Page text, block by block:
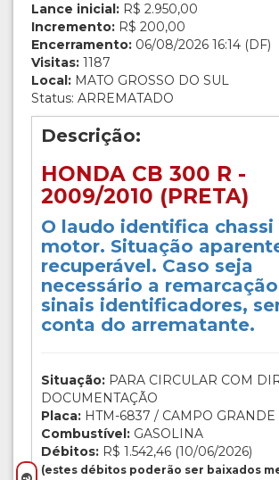
Lance inicial: R$ 2.950,00
Incremento: R$ 200,00
Encerramento: 06/08/2026 16:14 (DF)
Visitas: 1187
Local: MATO GROSSO DO SUL
Status: ARREMATADO
Descrição:
HONDA CB 300 R -
2009/2010 (PRETA)
O laudo identifica chassi
motor. Situação
recuperável. Caso seja
necessário a
sinais identificadores,
conta do arrematante.
Situação: PARA CIRCULAR COM
DOCUMENTAÇÃO
Placa: HTM-6837 / CAMPO GRANDE
Combustível: GASOLINA
Débitos: R$ 1.542,46 (10/06/2026)
(estes débitos poderão ser baixados